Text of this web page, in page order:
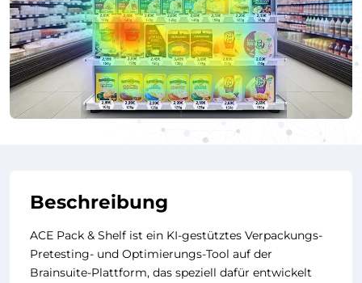
Beschreibung
ACE Pack & Shelf ist ein KI-gestütztes Verpackungs-
Pretesting- und Optimierungs-Tool auf der
Brainsuite-Plattform, das speziell dafür entwickelt